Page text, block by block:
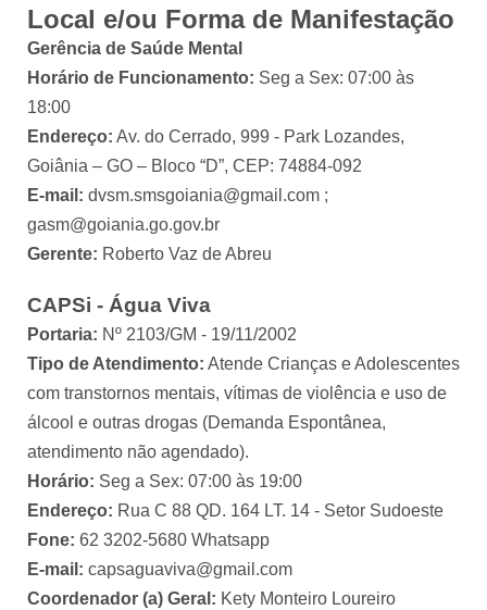
Local e/ou Forma de Manifestação
Gerência de Saúde Mental
Horário de Funcionamento: Seg a Sex: 07:00 às
18:00
Endereço: Av. do Cerrado, 999 - Park Lozandes,
Goiânia – GO – Bloco “D”, CEP: 74884-092
E-mail: dvsm.smsgoiania@gmail.com ;
gasm@goiania.go.gov.br
Gerente: Roberto Vaz de Abreu
CAPSi - Água Viva
Portaria: Nº 2103/GM - 19/11/2002
Tipo de Atendimento: Atende Crianças e Adolescentes
com transtornos mentais, vítimas de violência e uso de
álcool e outras drogas (Demanda Espontânea,
atendimento não agendado).
Horário: Seg a Sex: 07:00 às 19:00
Endereço: Rua C 88 QD. 164 LT. 14 - Setor Sudoeste
Fone: 62 3202-5680 Whatsapp
E-mail: capsaguaviva@gmail.com
Coordenador (a) Geral: Kety Monteiro Loureiro